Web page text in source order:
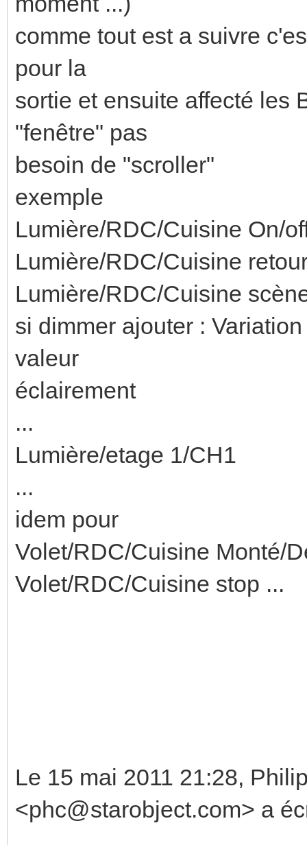
comme tout est a suivre
pour la
sortie et ensuite affecté les
"fenêtre" pas
besoin de "scroller"
exemple
Lumière/RDC/Cuisine On/
Lumière/RDC/Cuisine
Lumière/RDC/Cuisine
si dimmer ajouter :
valeur
éclairement
...
Lumière/etage 1/CH1
...
idem pour
Volet/RDC/Cuisine Monté/
Volet/RDC/Cuisine stop ...
Le 15 mai 2011 21:28,
<phc@starobject.com> a